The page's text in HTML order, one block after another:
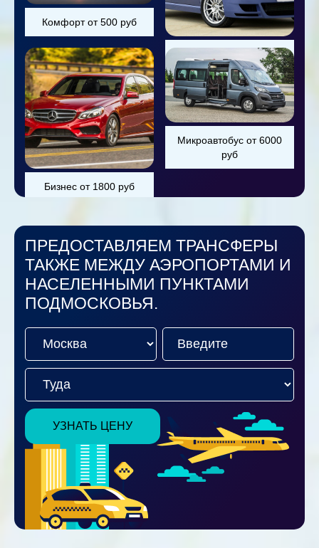
Комфорт от 500 руб
Универсал от 800 руб
Бизнес от 1800 руб
Микроавтобус от 6000
руб
ПРЕДОСТАВЛЯЕМ ТРАНСФЕРЫ
ТАКЖЕ МЕЖДУ АЭРОПОРТАМИ И
НАСЕЛЕННЫМИ ПУНКТАМИ
ПОДМОСКОВЬЯ.
УЗНАТЬ ЦЕНУ